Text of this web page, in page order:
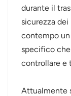
durante il
sicurezza
contempo
specifico
controllare e
Attualmente